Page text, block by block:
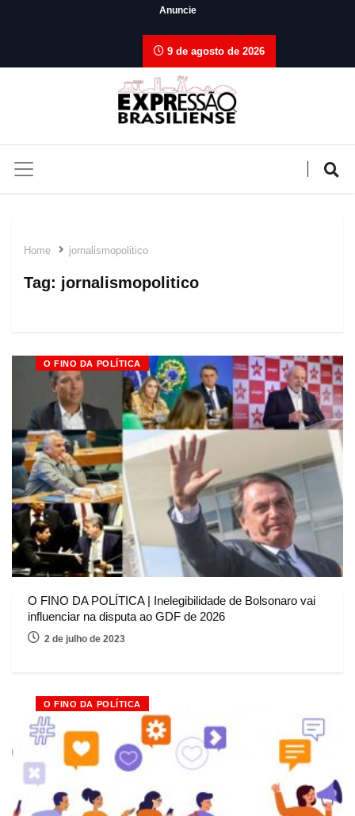
Anuncie
9 de agosto de 2026
Home jornalismopolitico
Tag: jornalismopolitico
O FINO DA POLÍTICA
O FINO DA POLÍTICA | Inelegibilidade de Bolsonaro vai
influenciar na disputa ao GDF de 2026
2 de julho de 2023
O FINO DA POLÍTICA